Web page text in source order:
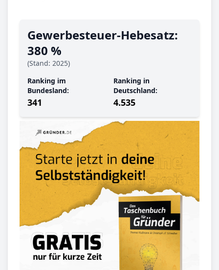
Gewerbe­steuer-Hebe­satz:
380 %
(Stand: 2025)
Ranking im
Bundesland:
341
Ranking in
Deutschland:
4.535